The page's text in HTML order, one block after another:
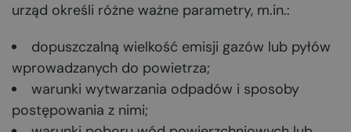
urząd określi różne ważne parametry, m.in.:
dopuszczalną wielkość emisji gazów lub pyłów
wprowadzanych do powietrza;
warunki wytwarzania odpadów i sposoby
postępowania z nimi;